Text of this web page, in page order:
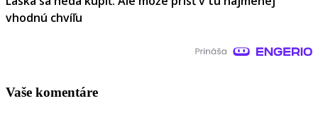
vhodnú chvíľu
Vaše komentáre